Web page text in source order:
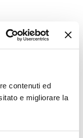
contenuti ed
e migliorare la
nel